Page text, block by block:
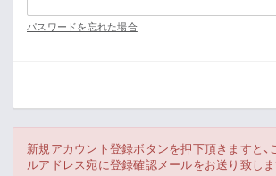
Supporter’s Menu Download
Movie
Gallery
パスワードを忘れた場合
新規アカウント登録ボタンを押下頂きますと、
ルアドレス宛に登録確認メールをお送り致しま